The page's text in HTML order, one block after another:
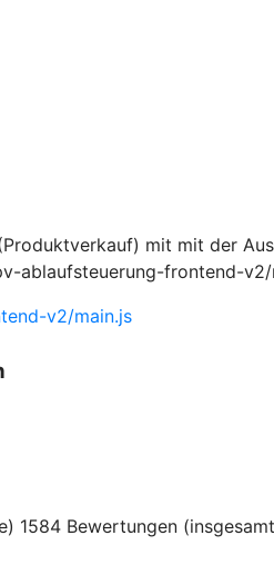
mit mit der
ablaufsteuerung-frontend-v2/
v2/main.js
1584 Bewertungen